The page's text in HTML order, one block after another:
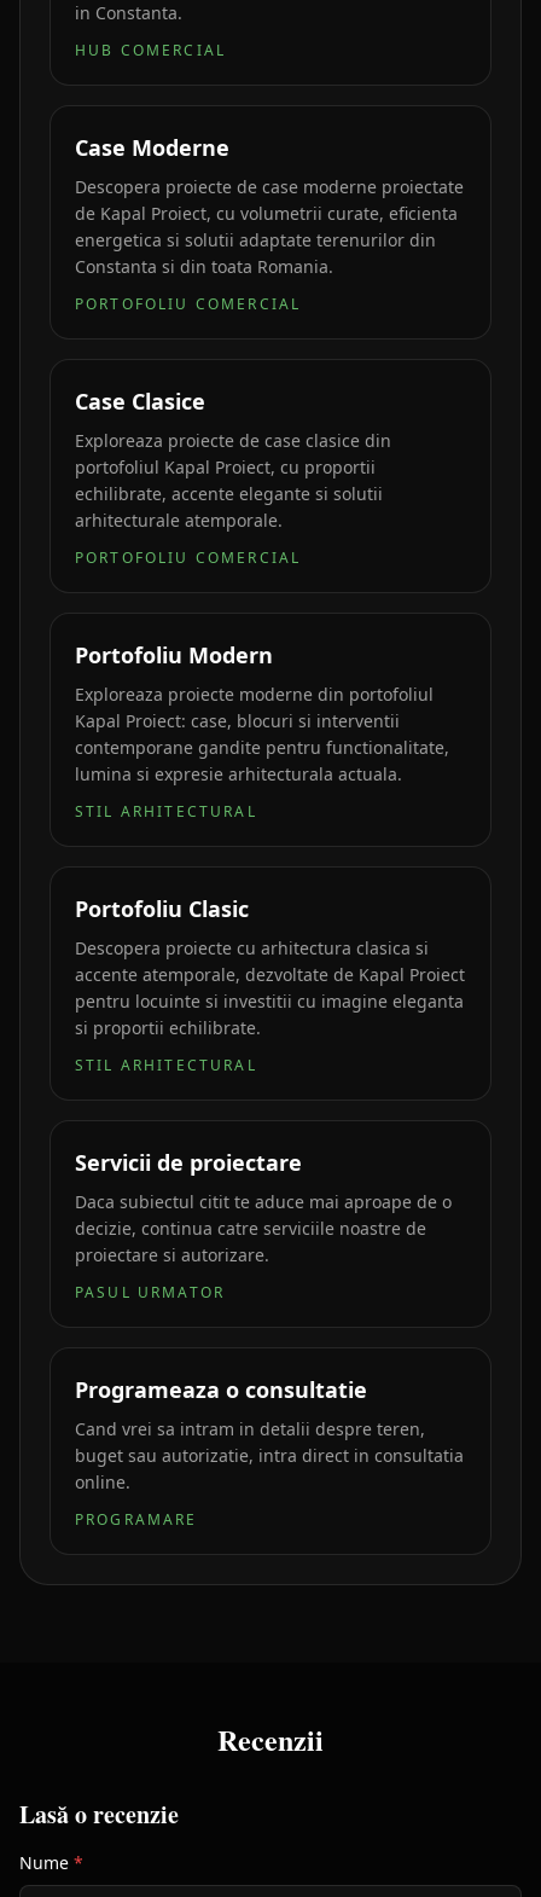
in Constanta.
HUB COMERCIAL
Case Moderne
Descopera proiecte de case moderne proiectate
de Kapal Proiect, cu volumetrii curate, eficienta
energetica si solutii adaptate terenurilor din
Constanta si din toata Romania.
PORTOFOLIU COMERCIAL
Case Clasice
Exploreaza proiecte de case clasice din
portofoliul Kapal Proiect, cu proportii
echilibrate, accente elegante si solutii
arhitecturale atemporale.
PORTOFOLIU COMERCIAL
Portofoliu Modern
Exploreaza proiecte moderne din portofoliul
Kapal Proiect: case, blocuri si interventii
contemporane gandite pentru functionalitate,
lumina si expresie arhitecturala actuala.
STIL ARHITECTURAL
Portofoliu Clasic
Descopera proiecte cu arhitectura clasica si
accente atemporale, dezvoltate de Kapal Proiect
pentru locuinte si investitii cu imagine eleganta
si proportii echilibrate.
STIL ARHITECTURAL
Servicii de proiectare
Daca subiectul citit te aduce mai aproape de o
decizie, continua catre serviciile noastre de
proiectare si autorizare.
PASUL URMATOR
Programeaza o consultatie
Cand vrei sa intram in detalii despre teren,
buget sau autorizatie, intra direct in consultatia
online.
PROGRAMARE
Recenzii
Lasă o recenzie
Nume *